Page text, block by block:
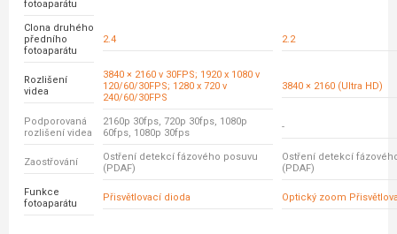
fotoaparátu
Clona druhého
předního
fotoaparátu
2.4 2.2
Rozlišení
videa
3840 × 2160 v 30FPS; 1920 x 1080 v
120/60/30FPS; 1280 x 720 v
240/60/30FPS
3840 × 2160 (Ultra HD)
Podporovaná
rozlišení videa
2160p 30fps, 720p 30fps, 1080p
60fps, 1080p 30fps
-
Zaostřování
Ostření detekcí fázového posuvu
(PDAF)
Ostření detekcí
(PDAF)
Funkce
fotoaparátu
Přisvětlovací dioda Optický zoom